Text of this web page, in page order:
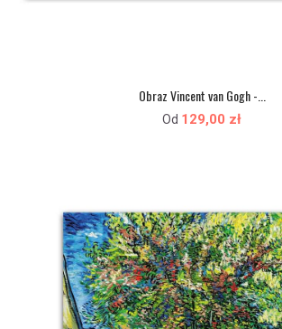
Obraz Vincent van Gogh -...
Od 129,00 zł